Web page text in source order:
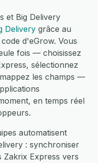
et Big Delivery
Delivery grâce au
d'eGrow. Vous
fois — choisissez
sélectionnez
les champs —
en temps réel
automatisent
: synchroniser
Zakrix Express vers